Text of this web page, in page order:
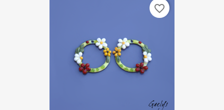
favorite_border